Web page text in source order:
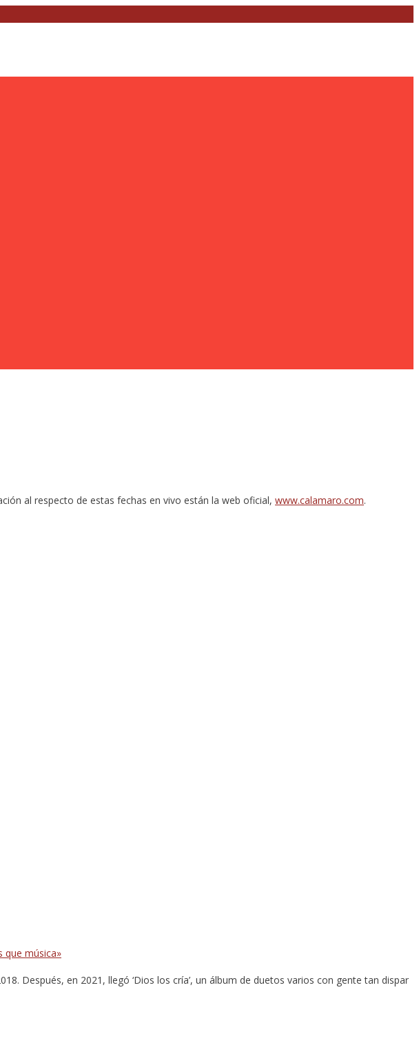
al respecto de estas fechas en vivo están la web oficial, www.calamaro.com.
que música»
Después, en 2021, llegó ‘Dios los cría’, un álbum de duetos varios con gente tan dispar